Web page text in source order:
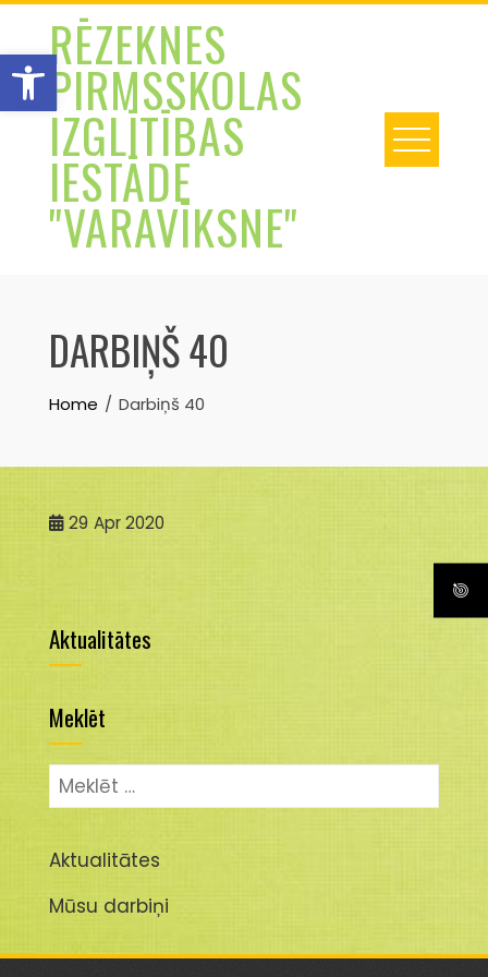
Open toolbar
Skip
contentRĒZEKNES
PIRMSSKOLAS
IZGLĪTĪBAS
IESTĀDE
"VARAVĪKSNE"
DARBIŅŠ 40
Home Darbiņš 40
29 Apr 2020
Aktualitātes
Meklēt
Meklēt:
Aktualitātes
Mūsu darbiņi